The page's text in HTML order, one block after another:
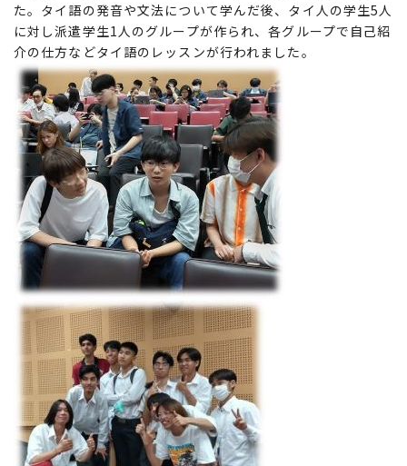
た。タイ語の発音や文法について学んだ後、タイ人の学生5人
に対し派遣学生1人のグループが作られ、各グループで自己紹
介の仕方などタイ語のレッスンが行われました。